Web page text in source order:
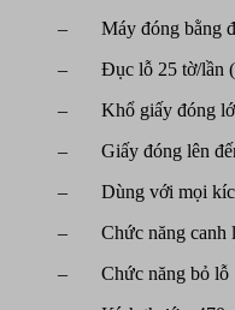
– Máy đóng bằng
– Đục lỗ 25 tờ/lần
– Khổ giấy đóng
– Giấy đóng lên
– Dùng với mọi kích
– Chức năng canh
– Chức năng bỏ lỗ